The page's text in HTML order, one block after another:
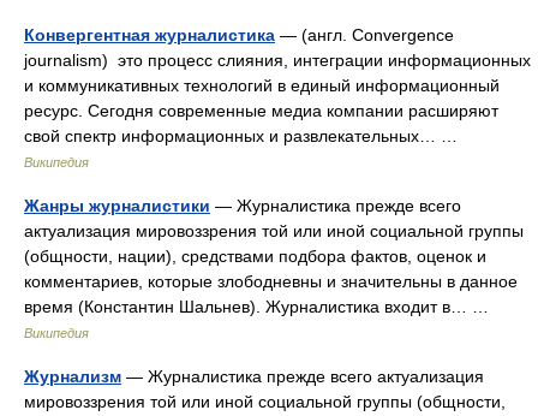
Конвергентная журналистика — (англ. Convergence
journalism) это процесс слияния, интеграции информационных
и коммуникативных технологий в единый информационный
ресурс. Сегодня современные медиа компании расширяют
свой спектр информационных и развлекательных… …
Википедия
Жанры журналистики — Журналистика прежде всего
актуализация мировоззрения той или иной социальной группы
(общности, нации), средствами подбора фактов, оценок и
комментариев, которые злободневны и значительны в данное
время (Константин Шальнев). Журналистика входит в… …
Википедия
Журнализм — Журналистика прежде всего актуализация
мировоззрения той или иной социальной группы (общности,